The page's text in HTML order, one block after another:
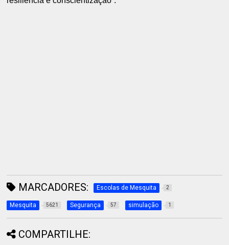
MARCADORES: Escolas de Mesquita 2
Mesquita 5621 Segurança 57 simulação 1
COMPARTILHE: